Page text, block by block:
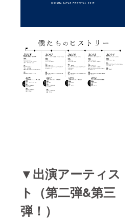
▼出演アーティス
ト（第二弾&第三
弾！）